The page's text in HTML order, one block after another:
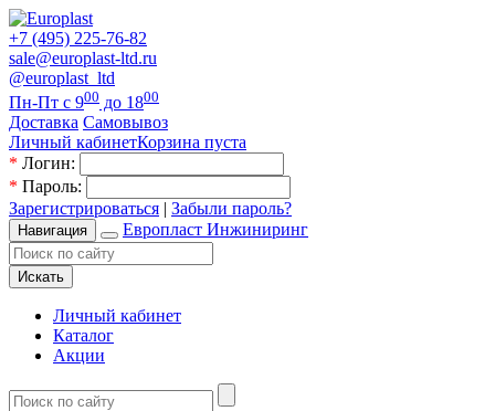
+7 (495) 225-76-82
sale@europlast-ltd.ru
@europlast_ltd
Пн-Пт с 900 до 1800
Доставка Самовывоз
Личный кабинетКорзина пуста
* Логин:
* Пароль:
Зарегистрироваться | Забыли пароль?
Навигация Европласт Инжиниринг
Искать
Личный кабинет
Каталог
Акции